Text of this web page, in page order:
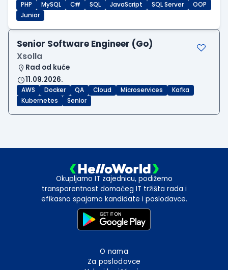
PHP
MySQL C# SQL JavaScript SQL Server
OOP
Junior
Senior Software Engineer (Go)
Xsolla
Rad od kuće
11.09.2026.
AWS Docker QA Cloud Microservices
Kafka
Kubernetes
Senior
Okupljamo IT zajednicu, podižemo
transparentnost domaćeg IT tržišta rada i
efikasno spajamo kandidate i poslodavce.
O nama
Za poslodavce